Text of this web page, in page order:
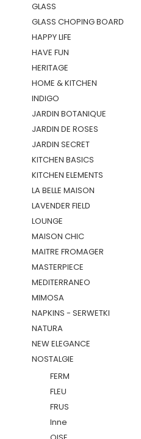
GLASS
GLASS CHOPING BOARD
HAPPY LIFE
HAVE FUN
HERITAGE
HOME & KITCHEN
INDIGO
JARDIN BOTANIQUE
JARDIN DE ROSES
JARDIN SECRET
KITCHEN BASICS
KITCHEN ELEMENTS
LA BELLE MAISON
LAVENDER FIELD
LOUNGE
MAISON CHIC
MAITRE FROMAGER
MASTERPIECE
MEDITERRANEO
MIMOSA
NAPKINS - SERWETKI
NATURA
NEW ELEGANCE
NOSTALGIE
FERM
FLEU
FRUS
Inne